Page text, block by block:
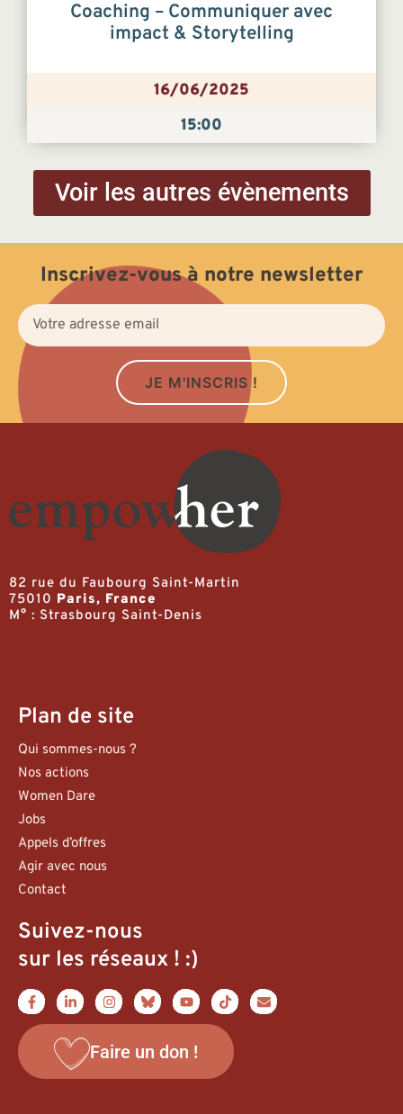
Coaching – Communiquer avec
impact & Storytelling
16/06/2025
15:00
Voir les autres évènements
Inscrivez-vous à notre newsletter
JE M'INSCRIS !
82 rue du Faubourg Saint-Martin
75010 Paris, France
M° : Strasbourg Saint-Denis
Plan de site
Qui sommes-nous ?
Nos actions
Women Dare
Jobs
Appels d’offres
Agir avec nous
Contact
Suivez-nous
sur les réseaux ! :)
Faire un don !